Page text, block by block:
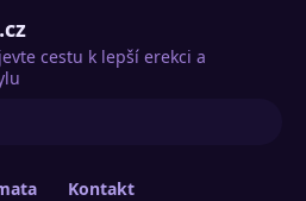
cestu k lepší erekci a
Kontakt